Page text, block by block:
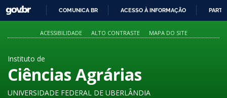
PARA
O
GOVBR
COMUNICA BR ACESSO À INFORMAÇÃO
ACESSIBILIDADE ALTO CONTRASTE MAPA DO SITE
Instituto de
Ciências Agrárias
UNIVERSIDADE FEDERAL DE UBERLÂNDIA